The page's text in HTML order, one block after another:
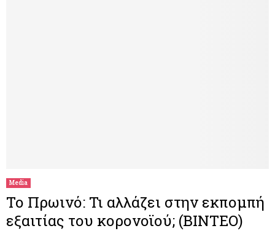
Media
Το Πρωινό: Τι αλλάζει στην εκπομπή
εξαιτίας του κορονοϊού; (ΒΙΝΤΕΟ)